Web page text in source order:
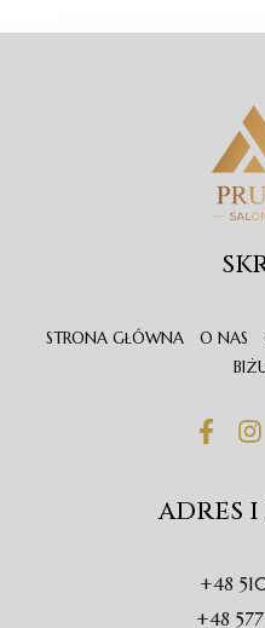
STRONA GŁÓWNA O NAS
F
a
b
k
-
I
n
a
r
a
ADRES
+48
+48